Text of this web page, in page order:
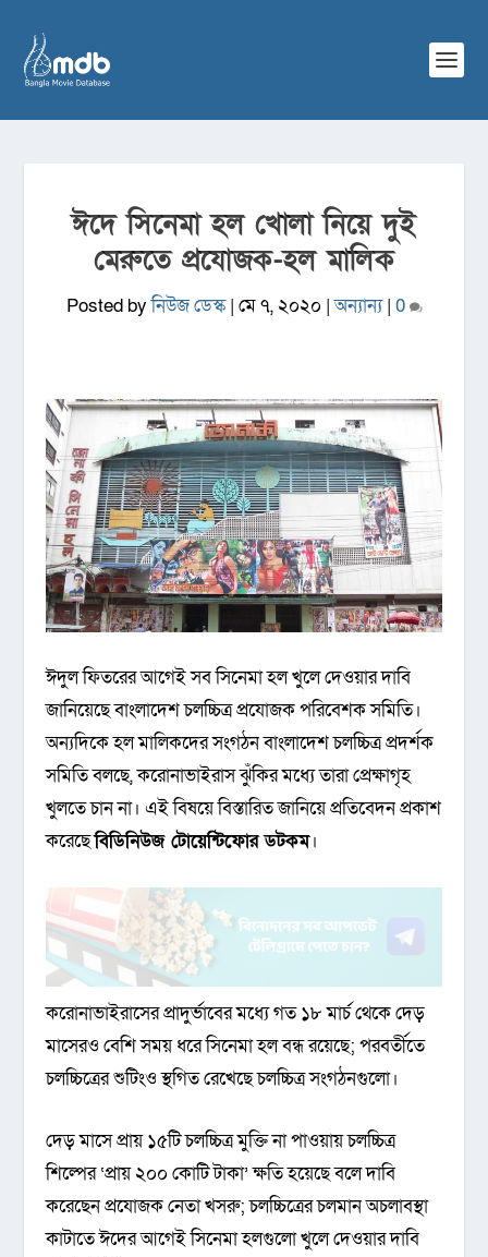
ঈদে সিনেমা হল খোলা নিয়ে দুই
মেরুতে প্রযোজক-হল মালিক
Posted byনিউজ ডেস্ক| মে ৭, ২০২০ |অন্যান্য| 0
ঈদুল ফিতরের আগেই সব সিনেমা হল খুলে দেওয়ার দাবি
জানিয়েছে বাংলাদেশ চলচ্চিত্র প্রযোজক পরিবেশক সমিতি।
অন্যদিকে হল মালিকদের সংগঠন বাংলাদেশ চলচ্চিত্র প্রদর্শক
সমিতি বলছে, করোনাভাইরাস ঝুঁকির মধ্যে তারা প্রেক্ষাগৃহ
খুলতে চান না। এই বিষয়ে বিস্তারিত জানিয়ে প্রতিবেদন প্রকাশ
করেছেবিডিনিউজ টোয়েন্টিফোর ডটকম।
করোনাভাইরাসের প্রাদুর্ভাবের মধ্যে গত ১৮ মার্চ থেকে দেড়
মাসেরও বেশি সময় ধরে সিনেমা হল বন্ধ রয়েছে; পরবর্তীতে
চলচ্চিত্রের শুটিংও স্থগিত রেখেছে চলচ্চিত্র সংগঠনগুলো।
দেড় মাসে প্রায় ১৫টি চলচ্চিত্র মুক্তি না পাওয়ায় চলচ্চিত্র
শিল্পের ‘প্রায় ২০০ কোটি টাকা’ ক্ষতি হয়েছে বলে দাবি
করেছেন প্রযোজক নেতা খসরু; চলচ্চিত্রের চলমান অচলাবস্থা
কাটাতে ঈদের আগেই সিনেমা হলগুলো খুলে দেওয়ার দাবি